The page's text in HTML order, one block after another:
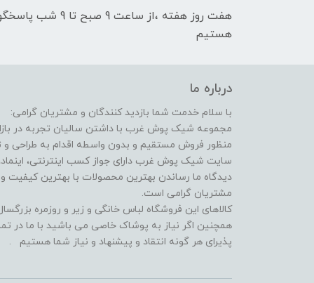
هفت روز هفته ،از
هستیم
درباره ما
با سلام خدمت شما بازدید کنندگان و مشتریان گرامی:
مجموعه شیک پوش غرب با داشتن سالیان تجربه در
منظور فروش مستقیم و بدون واسطه اقدام به طراحی
سایت شیک پوش غرب دارای جواز کسب اینترنتی،
دیدگاه ما رساندن بهترین محصولات با بهترین
مشتریان گرامی است.
کالاهای این فروشگاه لباس خانگی و زیر و روزمره
همچنین اگر نیاز به پوشاک خاصی می باشید با ما در
پذیرای هر گونه انتقاد و پیشنهاد و نیاز شما هستیم .